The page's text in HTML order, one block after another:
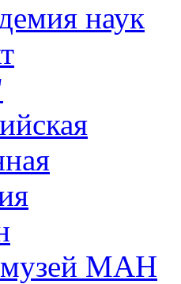
наук
музей МАН